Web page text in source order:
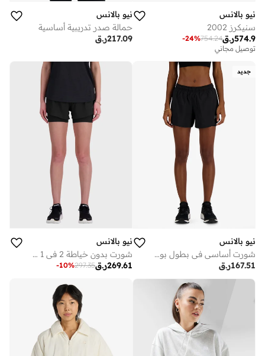
نيو بالانس
سنيكرز 2002
ر.ق574.9
754.24
-24%
توصيل مجاني
نيو بالانس
حمالة صدر تدريبية أساسية
ر.ق217.09
جديد
نيو بالانس
شورت أساسي في بطول بوصات
ر.ق167.51
نيو بالانس
شورت بدون خياطة 2 في 1 مقاس 3 بوصة
ر.ق269.61
297.35
-10%